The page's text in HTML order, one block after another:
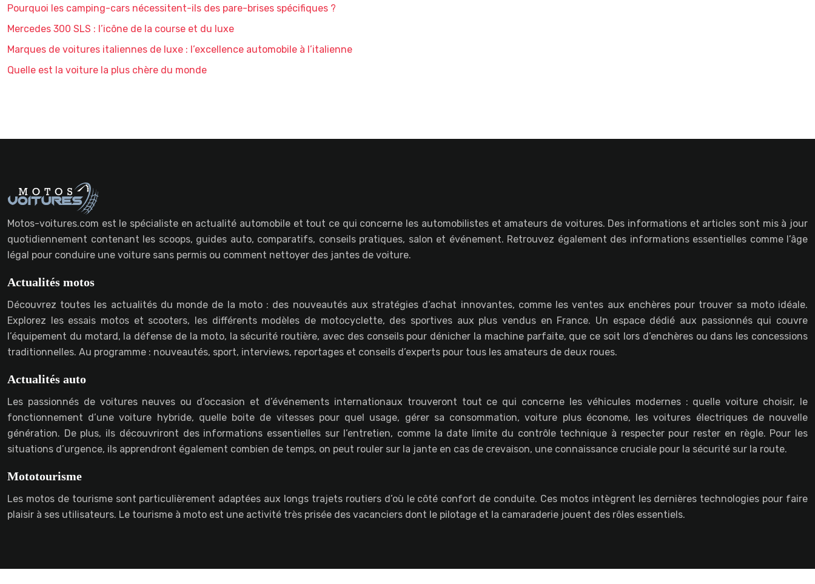
Pourquoi les camping-cars nécessitent-ils des pare-brises spécifiques ?
Mercedes 300 SLS : l’icône de la course et du luxe
Marques de voitures italiennes de luxe : l’excellence automobile à l’italienne
Quelle est la voiture la plus chère du monde
Motos-voitures.com est le spécialiste en actualité automobile et tout ce qui concerne les automobilistes et amateurs de voitures. Des informations et articles sont mis à jour
quotidiennement contenant les scoops, guides auto, comparatifs, conseils pratiques, salon et événement. Retrouvez également des informations essentielles comme l’âge
légal pour conduire une voiture sans permis ou comment nettoyer des jantes de voiture.
Actualités motos
Découvrez toutes les actualités du monde de la moto : des nouveautés aux stratégies d’achat innovantes, comme les ventes aux enchères pour trouver sa moto idéale.
Explorez les essais motos et scooters, les différents modèles de motocyclette, des sportives aux plus vendus en France. Un espace dédié aux passionnés qui couvre
l’équipement du motard, la défense de la moto, la sécurité routière, avec des conseils pour dénicher la machine parfaite, que ce soit lors d’enchères ou dans les concessions
traditionnelles. Au programme : nouveautés, sport, interviews, reportages et conseils d’experts pour tous les amateurs de deux roues.
Actualités auto
Les passionnés de voitures neuves ou d’occasion et d’événements internationaux trouveront tout ce qui concerne les véhicules modernes : quelle voiture choisir, le
fonctionnement d’une voiture hybride, quelle boite de vitesses pour quel usage, gérer sa consommation, voiture plus économe, les voitures électriques de nouvelle
génération. De plus, ils découvriront des informations essentielles sur l’entretien, comme la date limite du contrôle technique à respecter pour rester en règle. Pour les
situations d’urgence, ils apprendront également combien de temps, on peut rouler sur la jante en cas de crevaison, une connaissance cruciale pour la sécurité sur la route.
Mototourisme
Les motos de tourisme sont particulièrement adaptées aux longs trajets routiers d’où le côté confort de conduite. Ces motos intègrent les dernières technologies pour faire
plaisir à ses utilisateurs. Le tourisme à moto est une activité très prisée des vacanciers dont le pilotage et la camaraderie jouent des rôles essentiels.